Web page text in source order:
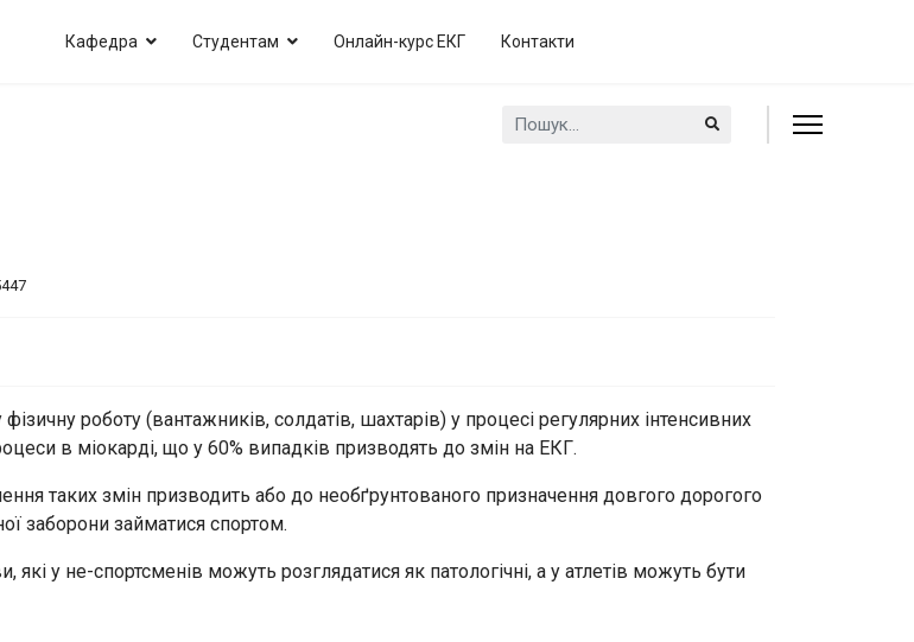
Кафедра Студентам Онлайн-курс ЕКГ Контакти
Пошук...
роботу (вантажників, солдатів, шахтарів) у процесі регулярних інтенсивних
в міокарді, що у 60% випадків призводять до змін на ЕКГ.
таких змін призводить або до необґрунтованого призначення довгого дорогого
заборони займатися спортом.
які у не-спортсменів можуть розглядатися як патологічні, а у атлетів можуть бути